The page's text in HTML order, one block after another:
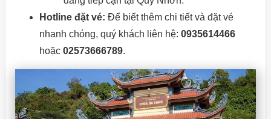
Hotline đặt vé: Để biết thêm chi tiết và đặt vé
nhanh chóng, quý khách liên hệ: 0935614466
hoặc 02573666789.